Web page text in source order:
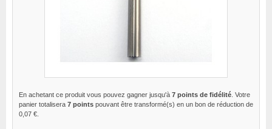
En achetant ce produit vous pouvez gagner jusqu'à 7 points de fidélité . Votre
panier totalisera 7 points pouvant être transformé(s) en un bon de réduction de
0,07 €